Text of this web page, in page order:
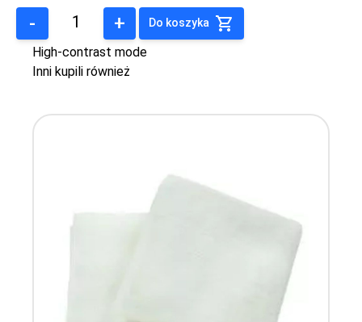
- + Do koszyka
High-contrast mode
Inni kupili również